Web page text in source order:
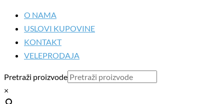
sadržaj
O NAMA
USLOVI KUPOVINE
KONTAKT
VELEPRODAJA
Pretraži proizvode
×